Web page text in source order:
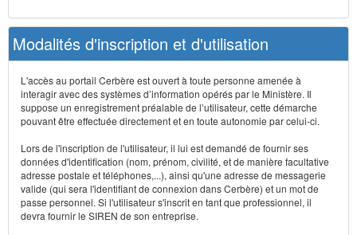
Modalités d'inscription et d'utilisation
L'accès au portail Cerbère est ouvert à toute personne amenée à
interagir avec des systèmes d’information opérés par le Ministère. Il
suppose un enregistrement préalable de l’utilisateur, cette démarche
pouvant être effectuée directement et en toute autonomie par celui-ci.
Lors de l'inscription de l'utilisateur, il lui est demandé de fournir ses
données d'identification (nom, prénom, civilité, et de manière facultative
adresse postale et téléphones,...), ainsi qu'une adresse de messagerie
valide (qui sera l'identifiant de connexion dans Cerbère) et un mot de
passe personnel. Si l'utilisateur s'inscrit en tant que professionnel, il
devra fournir le SIREN de son entreprise.